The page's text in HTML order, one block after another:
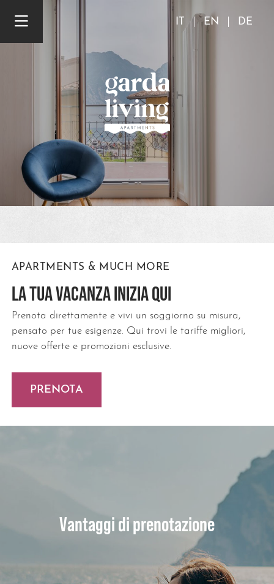
EN DE
APARTMENTS & MUCH MORE
LA TUA VACANZA INIZIA QUI
Prenota direttamente e vivi un soggiorno su misura,
pensato per tue esigenze. Qui trovi le tariffe migliori,
nuove offerte e promozioni esclusive.
PRENOTA
Vantaggi di prenotazione